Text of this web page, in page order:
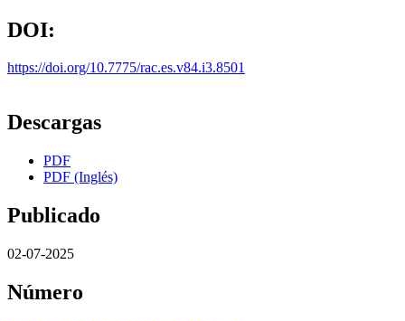
DOI:
https://doi.org/10.7775/rac.es.v84.i3.8501
Descargas
PDF
PDF (Inglés)
Publicado
02-07-2025
Número